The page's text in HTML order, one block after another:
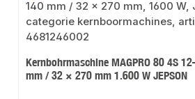
Kernbohrmaschine MAGPRO 80 4S
mm / 32 × 270 mm 1.600 W JEPSON